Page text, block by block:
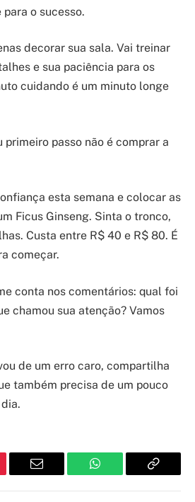
o sucesso.
decorar sua sala. Vai treinar
e sua paciência para os
cuidando é um minuto longe
primeiro passo não é comprar a
esta semana e colocar as
Ficus Ginseng. Sinta o tronco,
Custa entre R$ 40 e R$ 80. É
começar.
conta nos comentários: qual foi
chamou sua atenção? Vamos
de um erro caro, compartilha
também precisa de um pouco
Email WhatsApp Copy